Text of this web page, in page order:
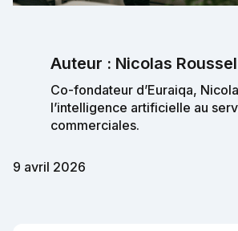
Auteur : Nicolas Roussel
Co-fondateur d’Euraiqa,
l’intelligence artificielle au
commerciales.
9 avril 2026